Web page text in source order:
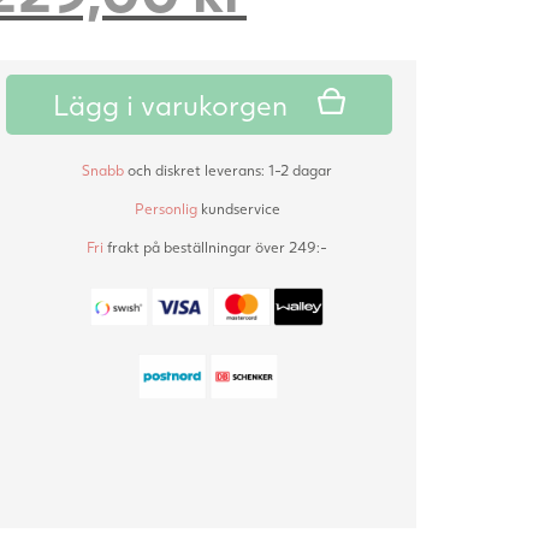
priset
var:
342,00 kr.
nuvarande
priset
är:
229,00 kr.
Lägg i varukorgen
Snabb och diskret leverans: 1-2 dagar
Personligkundservice
Fri frakt på beställningar över 249:-